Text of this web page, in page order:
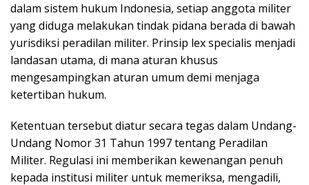
dalam sistem hukum Indonesia, setiap anggota militer
yang diduga melakukan tindak pidana berada di bawah
yurisdiksi peradilan militer. Prinsip lex specialis menjadi
landasan utama, di mana aturan khusus
mengesampingkan aturan umum demi menjaga
ketertiban hukum.
Ketentuan tersebut diatur secara tegas dalam Undang-
Undang Nomor 31 Tahun 1997 tentang Peradilan
Militer. Regulasi ini memberikan kewenangan penuh
kepada institusi militer untuk memeriksa, mengadili,